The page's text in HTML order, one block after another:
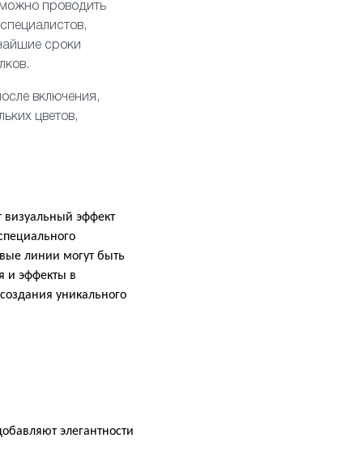
проводить
сроки
включения,
цветов,
визуальный эффект
линии могут быть
и эффекты в
уникального
элегантности